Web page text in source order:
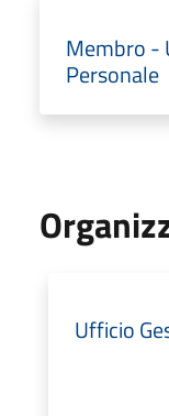
Membro -
Personale
Ufficio